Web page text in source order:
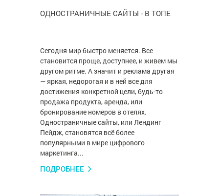
ОДНОСТРАНИЧНЫЕ САЙТЫ - В ТОПЕ
Сегодня мир быстро меняется. Все
становится проще, доступнее, и живем мы
другом ритме. А значит и реклама другая
— яркая, недорогая и в ней все для
достижения конкретной цели, будь-то
продажа продукта, аренда, или
бронирование номеров в отелях.
Одностраничные сайты, или Лендинг
Пейдж, становятся всё более
популярными в мире цифрового
маркетинга...
ПОДРОБНЕЕ